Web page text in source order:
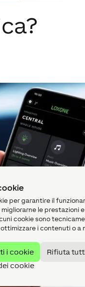
per garantire il
le prestazioni
cookie sono
i contenuti o
i cookie
Rifiuta
cookie